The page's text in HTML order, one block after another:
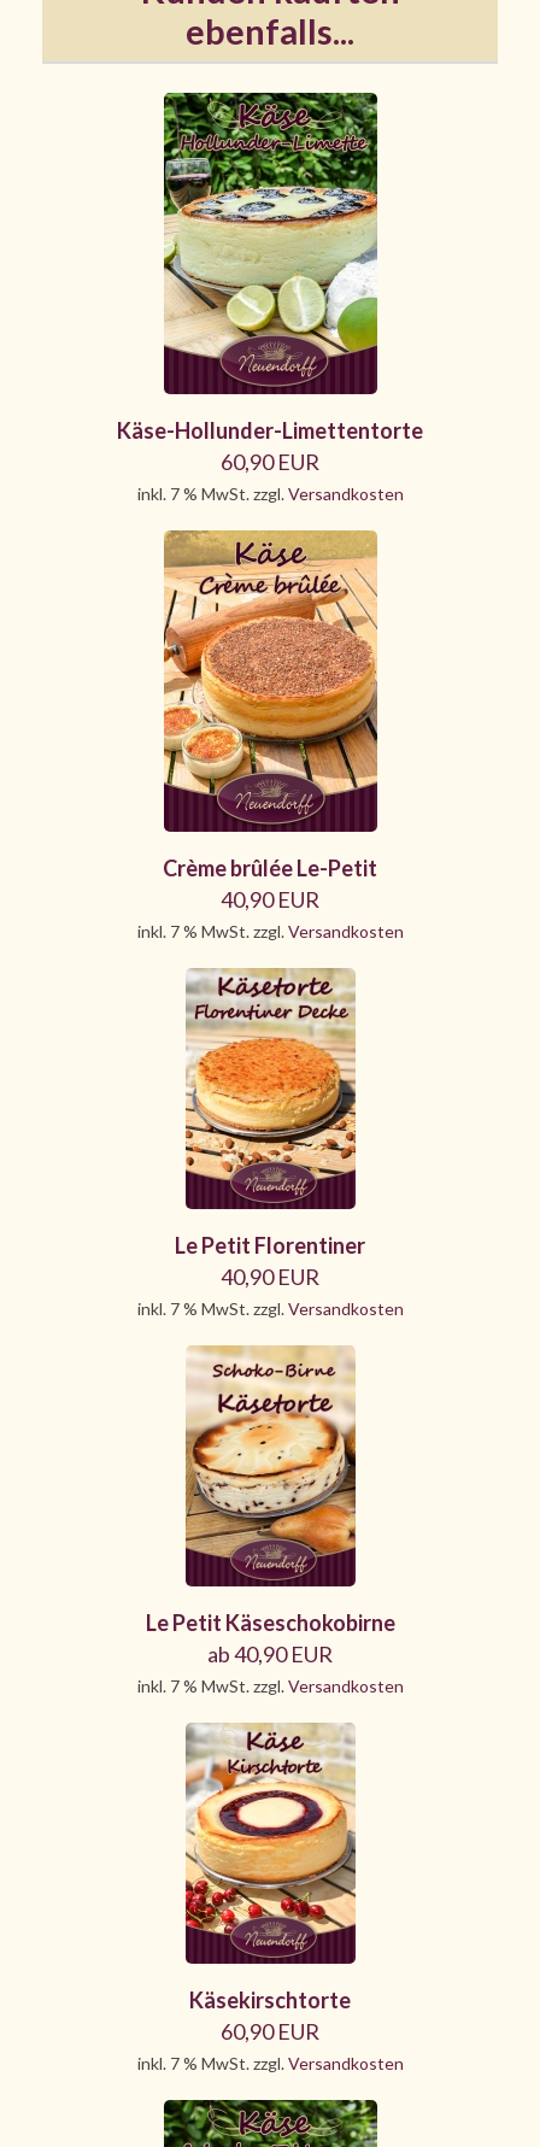
ebenfalls...
Käse-Hollunder-Limettentorte
60,90 EUR
inkl. 7 % MwSt. zzgl.Versandkosten
Crème brûlée Le-Petit
40,90 EUR
inkl. 7 % MwSt. zzgl.Versandkosten
Le Petit Florentiner
40,90 EUR
inkl. 7 % MwSt. zzgl.Versandkosten
Le Petit Käseschokobirne
ab 40,90 EUR
inkl. 7 % MwSt. zzgl.Versandkosten
Käsekirschtorte
60,90 EUR
inkl. 7 % MwSt. zzgl.Versandkosten